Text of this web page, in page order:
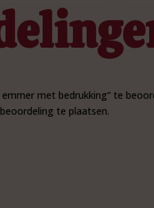
met bedrukking” te
te plaatsen.